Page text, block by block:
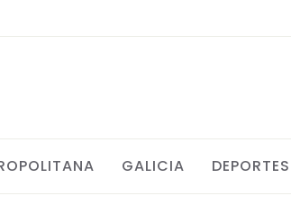
GALICIA DEPORTES